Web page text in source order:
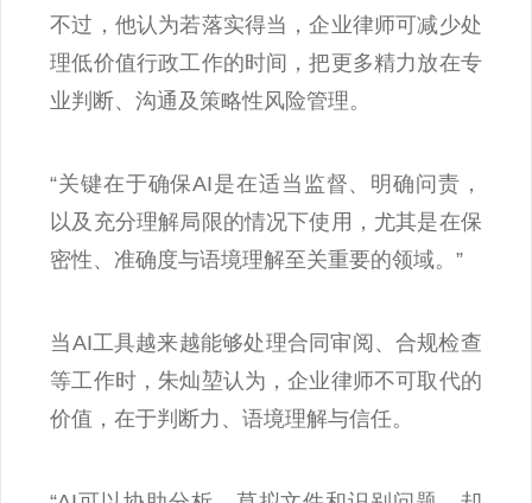
不过，他认为若落实得当，企业律师可减少处
理低价值行政工作的时间，把更多精力放在专
业判断、沟通及策略性风险管理。
“关键在于确保AI是在适当监督、明确问责，
以及充分理解局限的情况下使用，尤其是在保
密性、准确度与语境理解至关重要的领域。”
当AI工具越来越能够处理合同审阅、合规检查
等工作时，朱灿堃认为，企业律师不可取代的
价值，在于判断力、语境理解与信任。